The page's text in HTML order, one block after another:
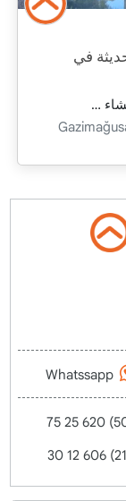
تبدأ مع فيلا فاخرة 2+1 حديثة في
Whatssapp